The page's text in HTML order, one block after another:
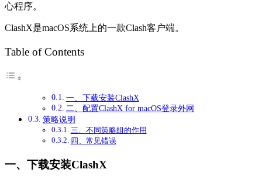
心程序。
ClashX是macOS系统上的一款Clash客户端。
Table of Contents
一、下载安装ClashX
二、配置ClashX for macOS登录外网
策略说明
三、不同策略组的作用
四、常见错误
一、下载安装ClashX